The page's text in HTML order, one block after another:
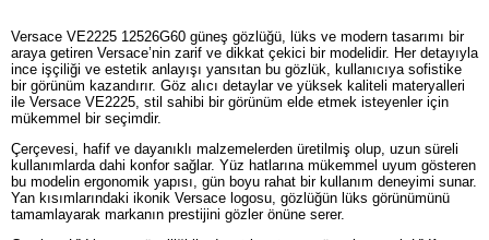
Versace VE2225 12526G60 güneş gözlüğü, lüks ve modern tasarımı bir
araya getiren Versace’nin zarif ve dikkat çekici bir modelidir. Her detayıyla
ince işçiliği ve estetik anlayışı yansıtan bu gözlük, kullanıcıya sofistike
bir görünüm kazandırır. Göz alıcı detaylar ve yüksek kaliteli materyalleri
ile Versace VE2225, stil sahibi bir görünüm elde etmek isteyenler için
mükemmel bir seçimdir.
Çerçevesi, hafif ve dayanıklı malzemelerden üretilmiş olup, uzun süreli
kullanımlarda dahi konfor sağlar. Yüz hatlarına mükemmel uyum gösteren
bu modelin ergonomik yapısı, gün boyu rahat bir kullanım deneyimi sunar.
Yan kısımlarındaki ikonik Versace logosu, gözlüğün lüks görünümünü
tamamlayarak markanın prestijini gözler önüne serer.